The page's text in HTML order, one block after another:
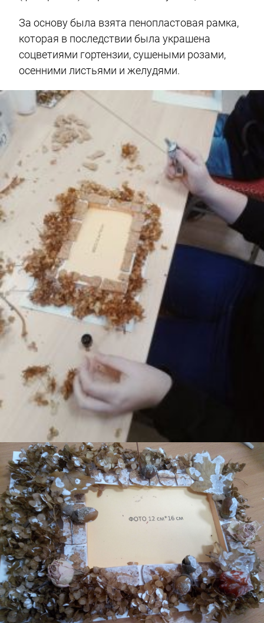
За основу была взята пенопластовая рамка,
которая в последствии была украшена
соцветиями гортензии, сушеными розами,
осенними листьями и желудями.